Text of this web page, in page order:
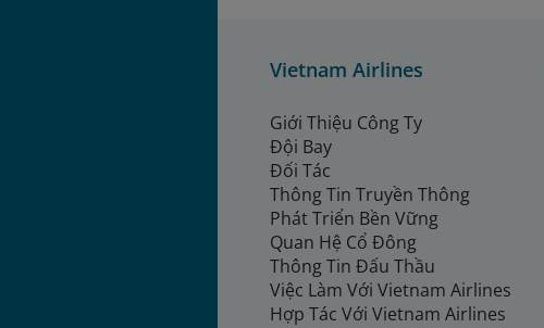
Vietnam Airlines
Giới Thiệu Công Ty
Đội Bay
Đối Tác
Thông Tin Truyền Thông
Phát Triển Bền Vững
Quan Hệ Cổ Đông
Thông Tin Đấu Thầu
Việc Làm Với Vietnam Airlines
Hợp Tác Với Vietnam Airlines